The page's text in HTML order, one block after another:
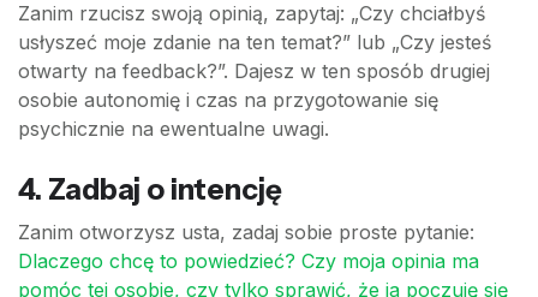
Zanim rzucisz swoją opinią, zapytaj: „Czy chciałbyś
usłyszeć moje zdanie na ten temat?” lub „Czy jesteś
otwarty na feedback?”. Dajesz w ten sposób drugiej
osobie autonomię i czas na przygotowanie się
psychicznie na ewentualne uwagi.
4. Zadbaj o intencję
Zanim otworzysz usta, zadaj sobie proste pytanie:
Dlaczego chcę to powiedzieć? Czy moja opinia ma
pomóc tej osobie, czy tylko sprawić, że ja poczuję się